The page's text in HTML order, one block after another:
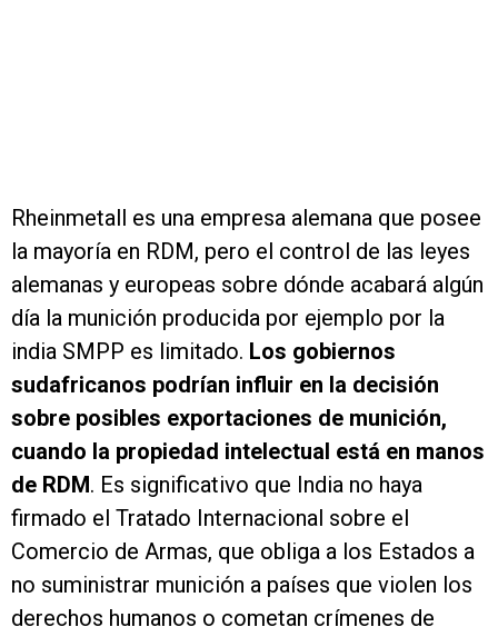
Rheinmetall es una empresa alemana que posee
la mayoría en RDM, pero el control de las leyes
alemanas y europeas sobre dónde acabará algún
día la munición producida por ejemplo por la
india SMPP es limitado. Los gobiernos
sudafricanos podrían influir en la decisión
sobre posibles exportaciones de munición,
cuando la propiedad intelectual está en manos
de RDM. Es significativo que India no haya
firmado el Tratado Internacional sobre el
Comercio de Armas, que obliga a los Estados a
no suministrar munición a países que violen los
derechos humanos o cometan crímenes de